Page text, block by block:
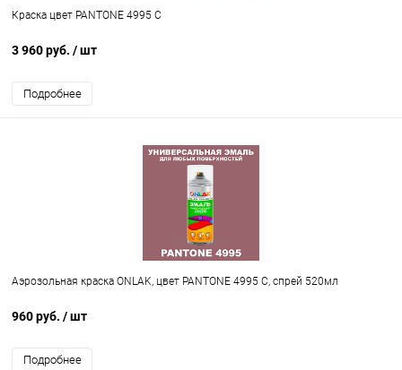
Краска цвет PANTONE 4995 C
3 960 руб. / шт
Подробнее
Аэрозольная краска ONLAK, цвет PANTONE 4995 C, спрей 520мл
960 руб. / шт
Подробнее